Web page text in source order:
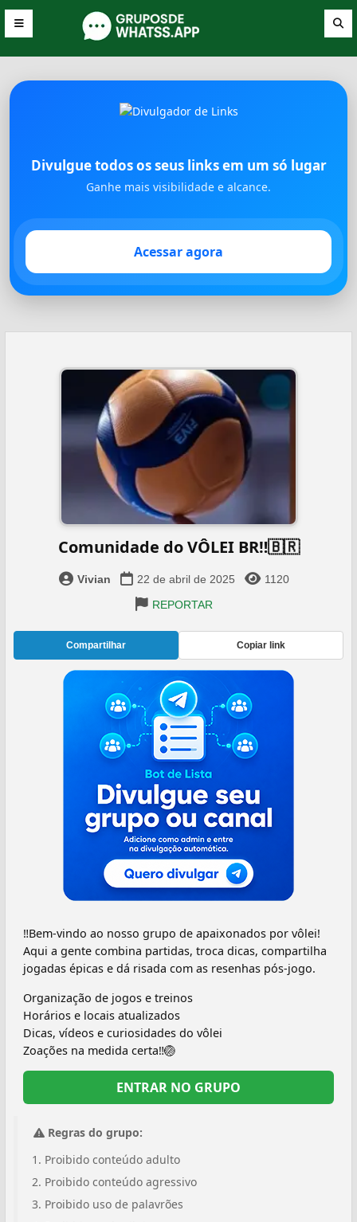
Divulgue todos os seus links em um só lugar
Ganhe mais visibilidade e alcance.
Acessar agora
Comunidade do VÔLEI BR‼️🇧🇷
Vivian 22 de abril de 2025
1120
REPORTAR
Compartilhar Copiar link
‼️Bem-vindo ao nosso grupo de apaixonados por vôlei!
Aqui a gente combina partidas, troca dicas, compartilha
jogadas épicas e dá risada com as resenhas pós-jogo.
Organização de jogos e treinos
Horários e locais atualizados
Dicas, vídeos e curiosidades do vôlei
Zoações na medida certa‼️🏐
ENTRAR NO GRUPO
Regras do grupo:
Proibido conteúdo adulto
Proibido conteúdo agressivo
Proibido uso de palavrões